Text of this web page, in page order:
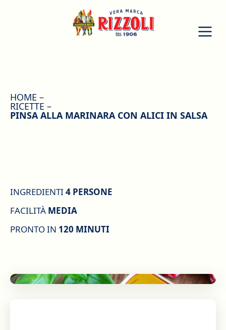
HOME
RICETTE
PINSA ALLA MARINARA CON ALICI IN SALSA
INGREDIENTI 4 PERSONE
FACILITÀ MEDIA
PRONTO IN 120 MINUTI